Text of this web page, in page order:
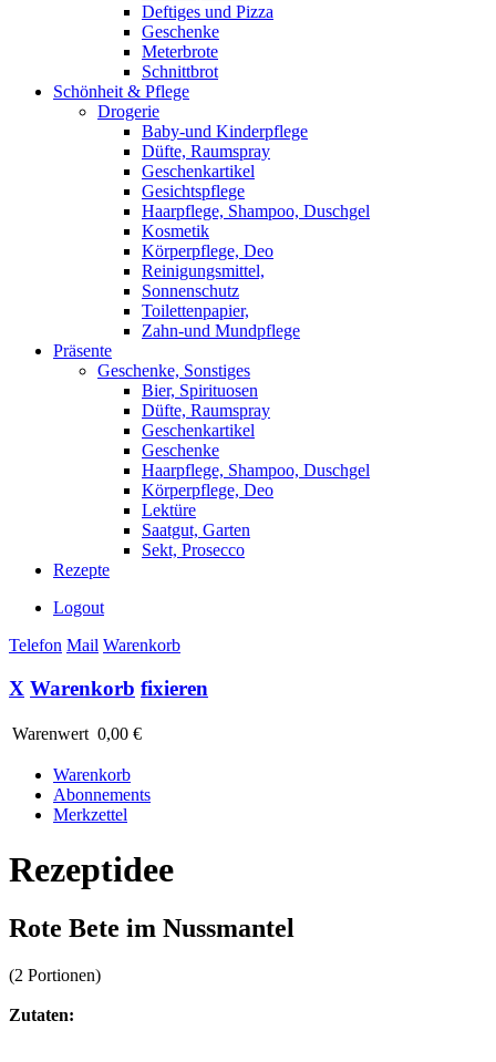
Deftiges und Pizza
Geschenke
Meterbrote
Schnittbrot
Schönheit & Pflege
Drogerie
Baby-und Kinderpflege
Düfte, Raumspray
Geschenkartikel
Gesichtspflege
Haarpflege, Shampoo, Duschgel
Kosmetik
Körperpflege, Deo
Reinigungsmittel,
Sonnenschutz
Toilettenpapier,
Zahn-und Mundpflege
Präsente
Geschenke, Sonstiges
Bier, Spirituosen
Düfte, Raumspray
Geschenkartikel
Geschenke
Haarpflege, Shampoo, Duschgel
Körperpflege, Deo
Lektüre
Saatgut, Garten
Sekt, Prosecco
Rezepte
Logout
Telefon Mail Warenkorb
X Warenkorb fixieren
Warenwert 0,00 €
Warenkorb
Abonnements
Merkzettel
Rezeptidee
Rote Bete im Nussmantel
(2 Portionen)
Zutaten: